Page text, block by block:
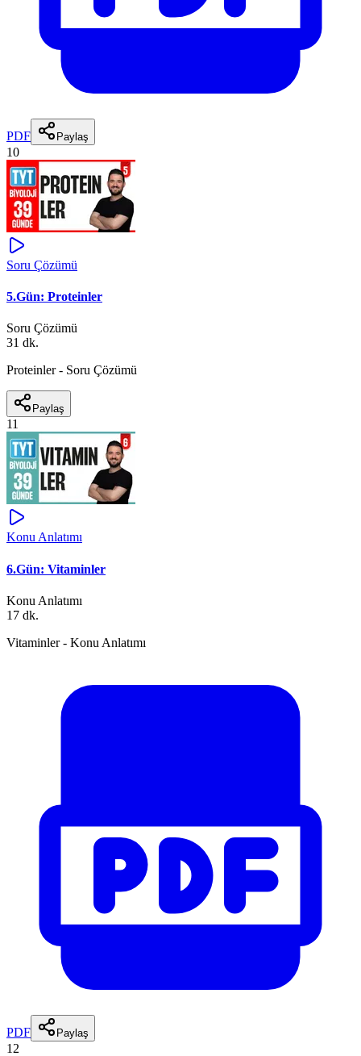
PDF Paylaş
10
Soru Çözümü
5.Gün: Proteinler
Soru Çözümü
31 dk.
Proteinler - Soru Çözümü
Paylaş
11
Konu Anlatımı
6.Gün: Vitaminler
Konu Anlatımı
17 dk.
Vitaminler - Konu Anlatımı
PDF Paylaş
12